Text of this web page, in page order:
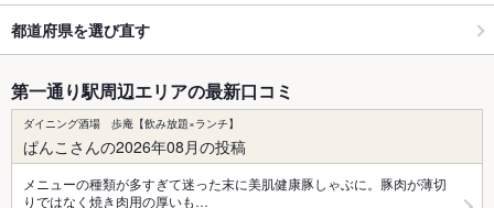
都道府県を選び直す
第一通り駅周辺エリアの最新口コミ
ダイニング酒場 歩庵【飲み放題×ランチ】
ぱんこさんの2026年08月の投稿
メニューの種類が多すぎて迷った末に美肌健康豚しゃぶに。豚肉が薄切
りではなく焼き肉用の厚いも…